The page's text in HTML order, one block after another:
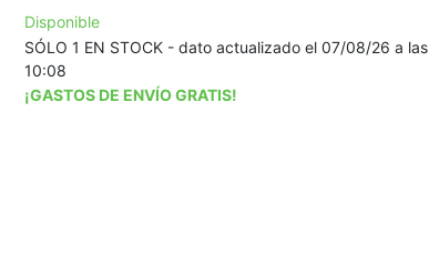
Disponible
SÓLO 1 EN STOCK - dato actualizado el 07/08/26 a las
10:08
¡GASTOS DE ENVÍO GRATIS!